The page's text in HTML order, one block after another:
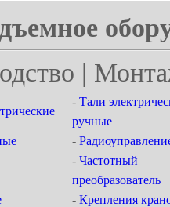
|
- Тали
ручные
-
- Частотный
преобразователь
- Крепления